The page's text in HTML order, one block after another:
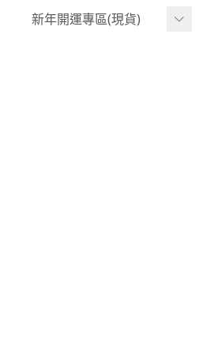
小洋裝系列
Acc 其他
嘴
萬聖.嬰幼兒(0-2歲)
聖誕.嬰幼兒(0-2歲)
新年開運專區(現貨)